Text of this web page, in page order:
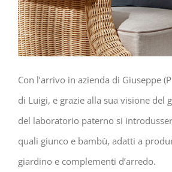
Con l’arrivo in azienda di Giuseppe
di Luigi, e grazie alla sua visione del
del laboratorio paterno si
quali giunco e bambù, adatti a
giardino e complementi d’arredo.